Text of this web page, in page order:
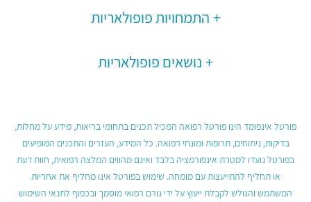
התמחויות פופולאריות
נושאים פופולאריות
פורטל אינפומד הינו פורטל רפואה המכיל תכנים בתחומי בריאות, מידע על מחלות,
בדיקות, ניתוחים, תרופות ומונחי רפואה. כל המידע, העזרים והתכנים המופיעים
בפורטל נועדו למטרת אינפורמציה בלבד ואינם מהווים המלצה רפואית, חוות דעת
או תחליף להתייעצות עם מומחה. שימוש בפורטל אינו מחליף את אחריות
המשתמש והגולש לקבלת ייעוץ על ידי גורם רפואי מוסמך ובכפוף לתנאי השימוש